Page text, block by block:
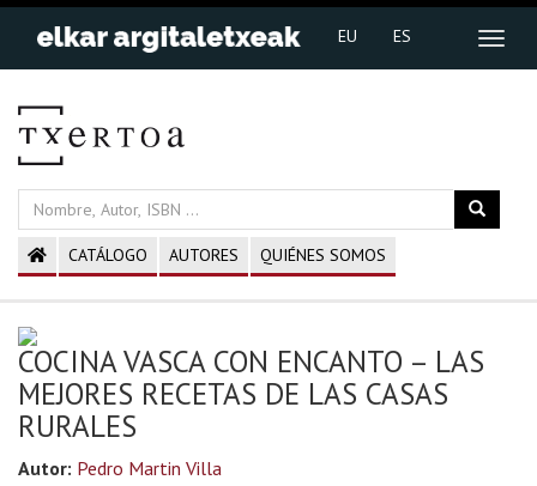
EU ES
CATÁLOGO AUTORES QUIÉNES SOMOS
COCINA VASCA CON ENCANTO – LAS
MEJORES RECETAS DE LAS CASAS
RURALES
Autor: Pedro Martin Villa